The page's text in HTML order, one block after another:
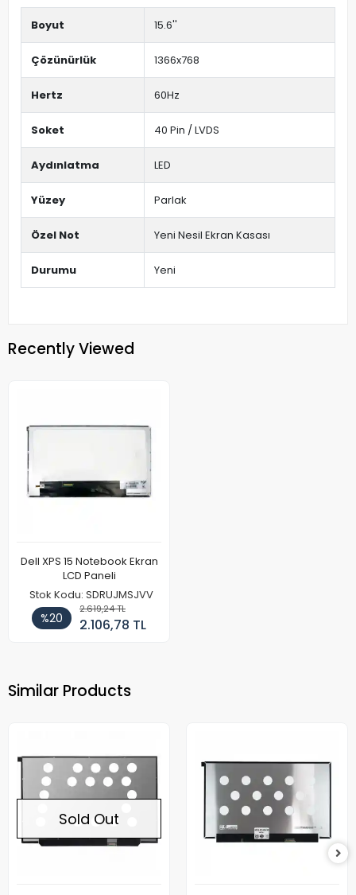
Boyut 15.6''
Çözünürlük 1366x768
Hertz 60Hz
Soket 40 Pin / LVDS
Aydınlatma LED
Yüzey Parlak
Özel Not Yeni Nesil Ekran Kasası
Durumu Yeni
Recently Viewed
Dell XPS 15 Notebook Ekran
LCD Paneli
Stok Kodu: SDRUJMSJVV
%20
2.619,24 TL
2.106,78 TL
Similar Products
Sold Out